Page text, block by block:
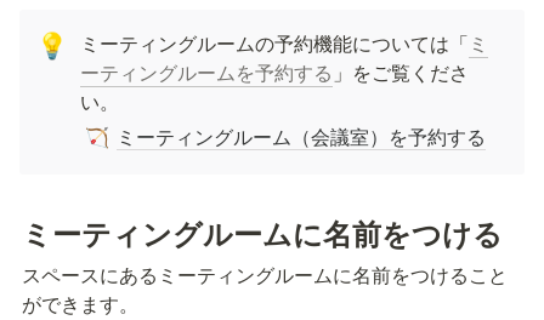
💡 ミーティングルームの予約機能については「 ミ
ーティングルームを予約する 」をご覧くださ
い。
🏹 ミーティングルーム（会議室）を予約する
ミーティングルームに名前をつける
スペースにあるミーティングルームに名前をつけること
ができます。